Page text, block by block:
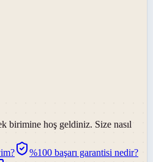
birimine hoş geldiniz. Size nasıl
%100 başarı garantisi nedir?